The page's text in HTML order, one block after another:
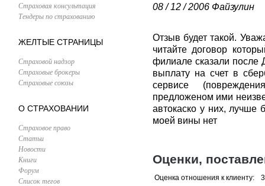
Страховая консультация
Тендеры по страхованию
ЖЕЛТЫЕ СТРАНИЦЫ
Страховой надзор
Страховые брокеры
Страховые союзы
О СТРАХОВАНИИ
Страховое право
Статьи
Новости
Книги
Форум
Список тегов
08 / 12 / 2006 Файзулин
Отзыв будет такой.
читайте договор
филиале сказали
выплату на счет в
сервисе
предложеном ими
автокаско у них,
моей вины нет
Оценки,
Оценка отношения к клиенту: 3